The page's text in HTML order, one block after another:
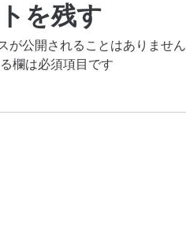
を残す
が公開されることはありません
欄は必須項目です